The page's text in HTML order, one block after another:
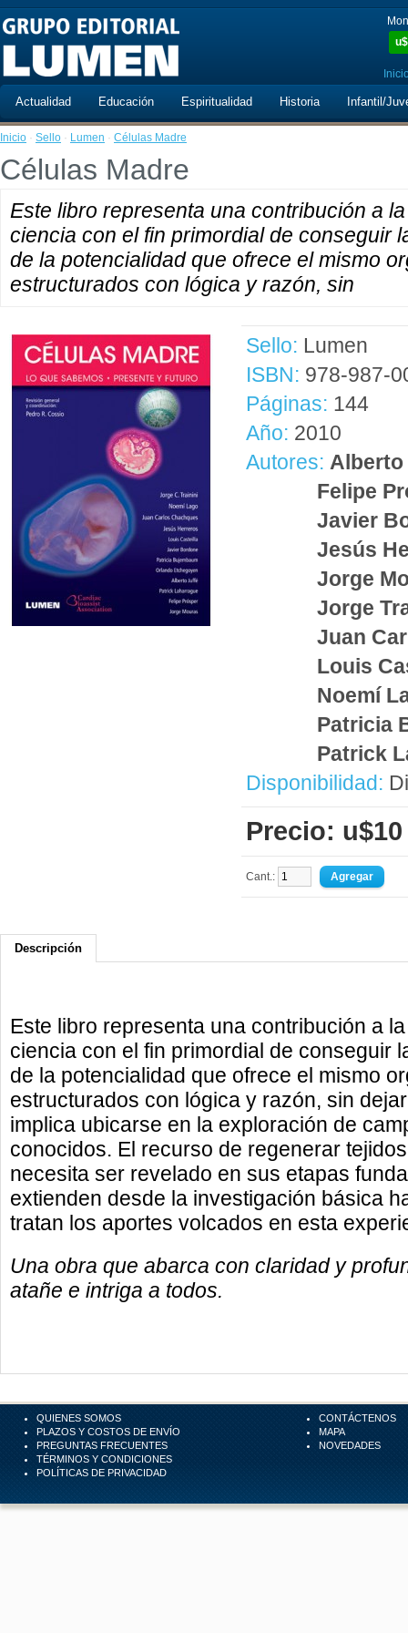
u$
Actualidad Educación Espiritualidad Historia Infantil/
Inicio · Sello · Lumen · Células Madre
Células Madre
Este libro representa una contribución a
ciencia con el fin primordial de conseguir
de la potencialidad que ofrece el mismo
estructurados con lógica y razón, sin
Sello: Lumen
ISBN: 978-987-
Páginas: 144
Año: 2010
Autores:
Felipe
Javier
Jesús
Jorge
Jorge
Juan
Louis
Noemí
Patricia
Patrick
Disponibilidad:
Precio: u$10
Cant.:
Descripción
Este libro representa una contribución a
ciencia con el fin primordial de conseguir
de la potencialidad que ofrece el mismo
estructurados con lógica y razón, sin
implica ubicarse en la exploración de
conocidos. El recurso de regenerar
necesita ser revelado en sus etapas
extienden desde la investigación básica
tratan los aportes volcados en esta
Una obra que abarca con claridad y
atañe e intriga a todos.
QUIENES SOMOS
PLAZOS Y COSTOS DE ENVÍO
PREGUNTAS FRECUENTES
TÉRMINOS Y CONDICIONES
POLÍTICAS DE PRIVACIDAD
CONTÁCTENOS
MAPA
NOVEDADES